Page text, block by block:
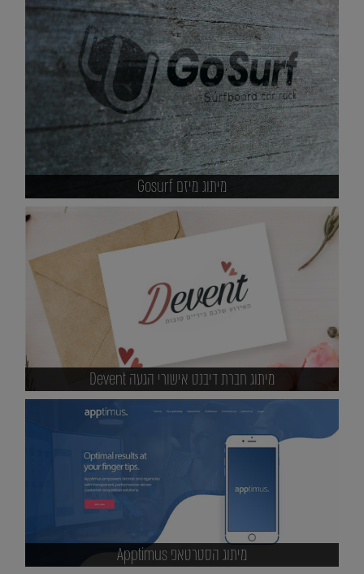
מיתוג מיזם Gosurf
מיתוג חברת דיבנט אישורי הגעה Devent
מיתוג הסטרטאפ Apptimus